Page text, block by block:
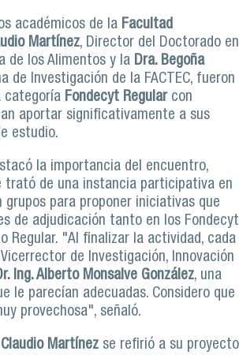
académicos de la Facultad
Martínez, Director del Doctorado en
de los Alimentos y la Dra. Begoña
de Investigación de la FACTEC, fueron
categoría Fondecyt Regularcon
aportar significativamente a sus
estudio.
la importancia del encuentro,
trató de una instancia participativa en
grupos para proponer iniciativas que
de adjudicación tanto en los Fondecyt
Regular. "Al finalizar la actividad, cada
de Investigación, Innovación
Ing. Alberto Monsalve González, una
le parecían adecuadas. Considero que
provechosa", señaló.
Claudio Martínez se refirió a su proyecto